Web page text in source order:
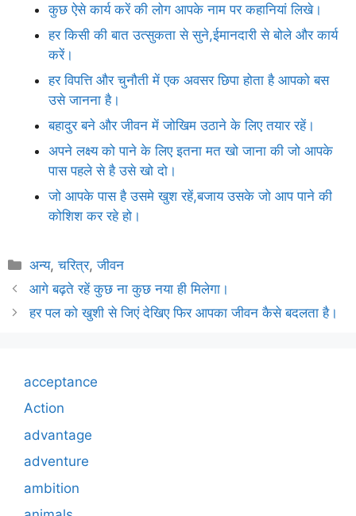
कुछ ऐसे कार्य करें की लोग आपके नाम पर कहानियां लिखे।
हर किसी की बात उत्सुकता से सुने,ईमानदारी से बोले और कार्य
करें।
हर विपत्ति और चुनौती में एक अवसर छिपा होता है आपको बस
उसे जानना है।
बहादुर बने और जीवन में जोखिम उठाने के लिए तयार रहें।
अपने लक्ष्य को पाने के लिए इतना मत खो जाना की जो आपके
पास पहले से है उसे खो दो।
जो आपके पास है उसमे खुश रहें,बजाय उसके जो आप पाने की
कोशिश कर रहे हो।
Categories
अन्य,चरित्र,जीवन
आगे बढ़ते रहें कुछ ना कुछ नया ही मिलेगा।
हर पल को खुशी से जिएं देखिए फिर आपका जीवन कैसे बदलता है।
acceptance
Action
advantage
adventure
ambition